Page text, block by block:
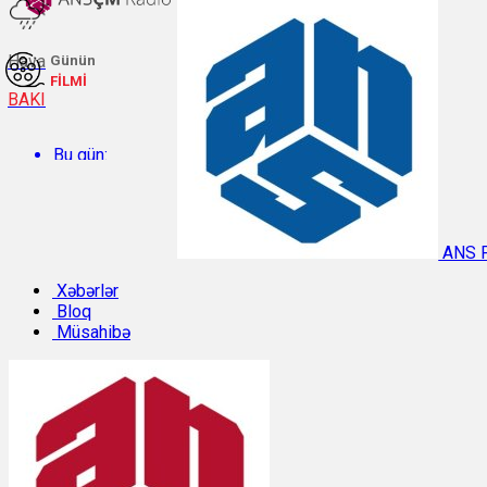
Hava
BAKI
Bu gün:
Temperatur: 26.5°C. Rütubət: 64%.
Sabah:
Günün
FİLMİ
ANS
Xəbərlər
Bloq
Müsahibə